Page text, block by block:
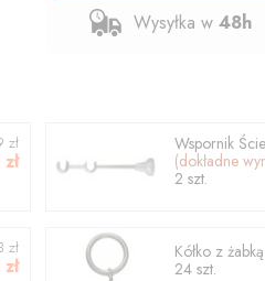
Wysyłka w 48h
zł
zł
Wspornik
(dokładne
2 szt.
zł
zł
Kółko z żabką
24 szt.